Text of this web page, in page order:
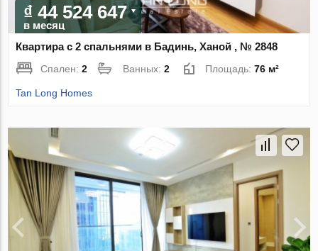
₫ 44 524 647
в месяц
Квартира с 2 спальнями в Бадинь, Ханой , № 2848
Спален:2 Ванных:2 Площадь:76 м²
Tan Long Homes